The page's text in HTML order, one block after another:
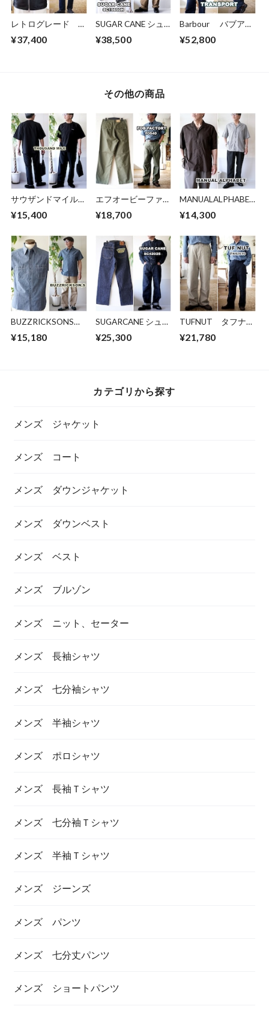
レトログレード
RETRO GRADE シ
ングルライダースジ
¥37,400
SUGAR CANE シュ
ガーケーン セカン
ドGジャン デニム
¥38,500
Barbour バブアー
TRANSPORT
トランスポート
¥52,800
その他の商品
サウザンドマイル
袖Tシャツ パンツ
TM261HA00291
¥15,400
エフオービーファク
F0540 ベイカーパン
ーグパンツ BAKER
PANTS TYPE2
¥18,700
MANUALALPHABET
ベット オープンカ
mas839 コットンシ
ルク
¥14,300
BUZZRICKSONS
バズリクソンズ
半袖シャンブレーシ
¥15,180
SUGARCANE シュガ
ーケーン ビンテー
ジレプリカジーンズ
¥25,300
TUFNUT タフナッ
ツ コットンツイ
ル ダブルニーワー
¥21,780
カテゴリから探す
メンズ ジャケット
メンズ コート
メンズ ダウンジャケット
メンズ ダウンベスト
メンズ ベスト
メンズ ブルゾン
メンズ ニット、セーター
メンズ 長袖シャツ
メンズ 七分袖シャツ
メンズ 半袖シャツ
メンズ ポロシャツ
メンズ 長袖Ｔシャツ
メンズ 七分袖Ｔシャツ
メンズ 半袖Ｔシャツ
メンズ ジーンズ
メンズ パンツ
メンズ 七分丈パンツ
メンズ ショートパンツ